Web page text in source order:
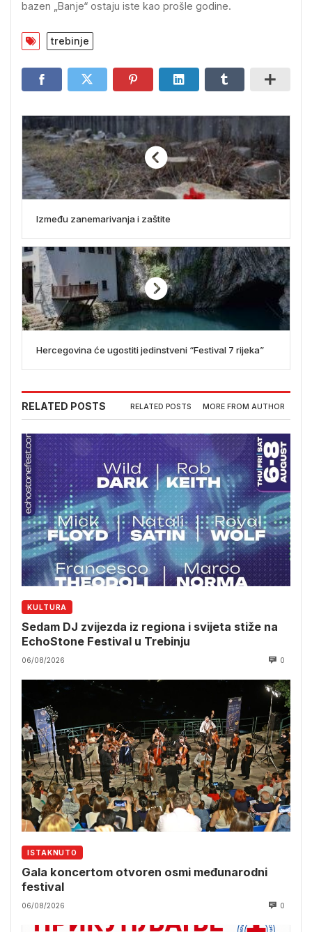
bazen „Banje“ ostaju iste kao prošle godine.
trebinje
Između zanemarivanja i zaštite
Hercegovina će ugostiti jedinstveni “Festival 7 rijeka”
RELATED POSTS RELATED POSTS MORE FROM AUTHOR
KULTURA
Sedam DJ zvijezda iz regiona i svijeta stiže na
EchoStone Festival u Trebinju
06/08/2026 0
ISTAKNUTO
Gala koncertom otvoren osmi međunarodni
festival
06/08/2026 0